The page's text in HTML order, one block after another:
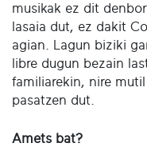
musikak ez dit
lasaia dut, ez dakit
agian. Lagun biziki
libre dugun bezain
familiarekin, nire
pasatzen dut.
Amets bat?